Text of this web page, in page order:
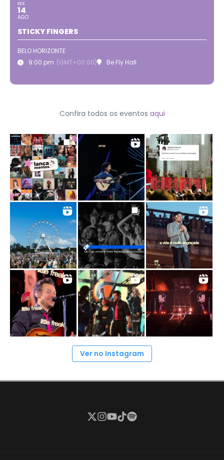
SEX
14
AGO
STICKY FINGERS
BELO HORIZONTE
9:00 pm (GMT+00:00) Be Fly Hall
Confira todos os eventos aqui
Ver no Instagram